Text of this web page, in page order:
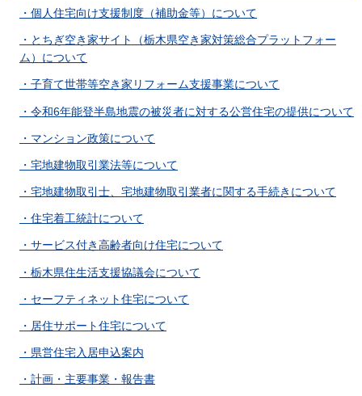
・個人住宅向け支援制度（補助金等）について
・とちぎ空き家サイト（栃木県空き家対策総合プラットフォー
ム）について
・子育て世帯等空き家リフォーム支援事業について
・令和6年能登半島地震の被災者に対する公営住宅の提供について
・マンション政策について
・宅地建物取引業法等について
・宅地建物取引士、宅地建物取引業者に関する手続きについて
・住宅着工統計について
・サービス付き高齢者向け住宅について
・栃木県住生活支援協議会について
・セーフティネット住宅について
・居住サポート住宅について
・県営住宅入居申込案内
・計画・主要事業・報告書